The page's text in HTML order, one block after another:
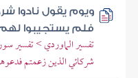
ويوم يقول نادوا
فلم يستجيبوا
تفسير الماوردي > تفسير
شركائي الذين زعمتم